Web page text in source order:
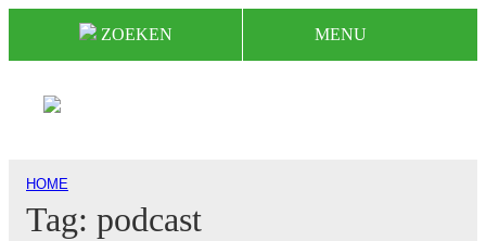
ZOEKEN MENU
HOME
Tag: podcast